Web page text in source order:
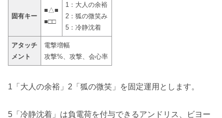
固有キー
■△■
■□□
1：大人の余裕
2：狐の微笑み
5：冷静沈着
アタッチ
メント
電撃増幅
攻撃%、攻撃、会心率
1「大人の余裕」2「狐の微笑」を固定運用とします。
5「冷静沈着」は負電荷を付与できるアンドリス、ビヨー